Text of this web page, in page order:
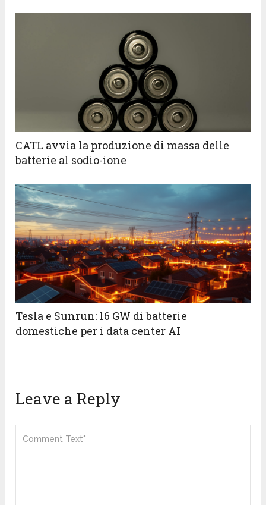
CATL avvia la produzione di massa delle
batterie al sodio-ione
Tesla e Sunrun: 16 GW di batterie
domestiche per i data center AI
Leave a Reply